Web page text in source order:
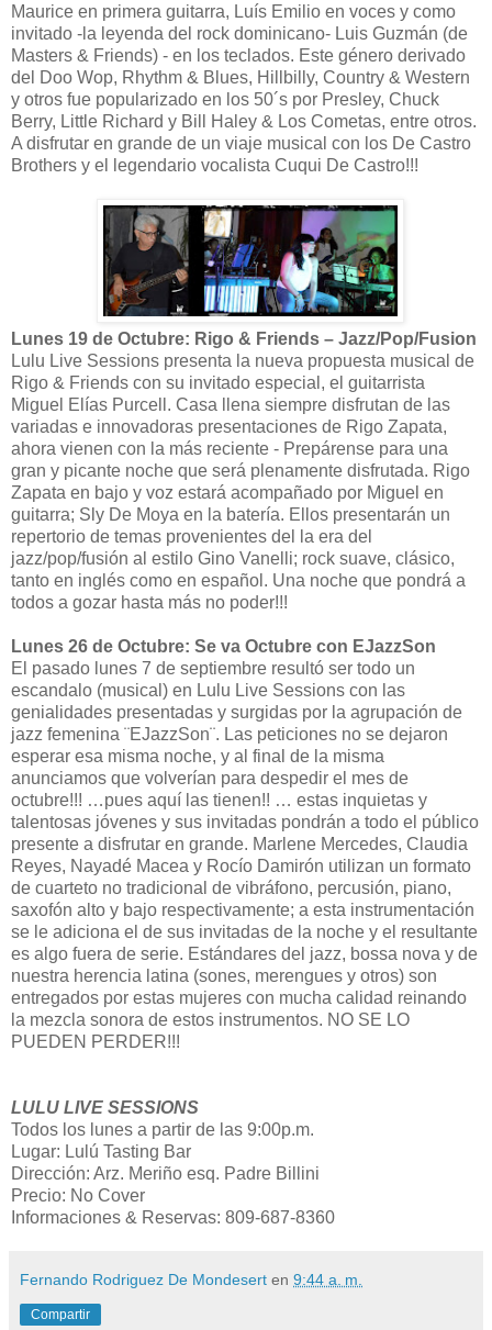
Maurice en primera guitarra, Luís Emilio en voces y como
invitado -la leyenda del rock dominicano- Luis Guzmán (de
Masters & Friends) - en los teclados. Este género derivado
del Doo Wop, Rhythm & Blues, Hillbilly, Country & Western
y otros fue popularizado en los 50´s por Presley, Chuck
Berry, Little Richard y Bill Haley & Los Cometas, entre otros.
A disfrutar en grande de un viaje musical con los De Castro
Brothers y el legendario vocalista Cuqui De Castro!!!
Lunes 19 de Octubre: Rigo & Friends – Jazz/Pop/Fusion
Lulu Live Sessions presenta la nueva propuesta musical de
Rigo & Friends con su invitado especial, el guitarrista
Miguel Elías Purcell. Casa llena siempre disfrutan de las
variadas e innovadoras presentaciones de Rigo Zapata,
ahora vienen con la más reciente - Prepárense para una
gran y picante noche que será plenamente disfrutada. Rigo
Zapata en bajo y voz estará acompañado por Miguel en
guitarra; Sly De Moya en la batería. Ellos presentarán un
repertorio de temas provenientes del la era del
jazz/pop/fusión al estilo Gino Vanelli; rock suave, clásico,
tanto en inglés como en español. Una noche que pondrá a
todos a gozar hasta más no poder!!!
Lunes 26 de Octubre: Se va Octubre con EJazzSon
El pasado lunes 7 de septiembre resultó ser todo un
escandalo (musical) en Lulu Live Sessions con las
genialidades presentadas y surgidas por la agrupación de
jazz femenina ¨EJazzSon¨. Las peticiones no se dejaron
esperar esa misma noche, y al final de la misma
anunciamos que volverían para despedir el mes de
octubre!!! …pues aquí las tienen!! … estas inquietas y
talentosas jóvenes y sus invitadas pondrán a todo el público
presente a disfrutar en grande. Marlene Mercedes, Claudia
Reyes, Nayadé Macea y Rocío Damirón utilizan un formato
de cuarteto no tradicional de vibráfono, percusión, piano,
saxofón alto y bajo respectivamente; a esta instrumentación
se le adiciona el de sus invitadas de la noche y el resultante
es algo fuera de serie. Estándares del jazz, bossa nova y de
nuestra herencia latina (sones, merengues y otros) son
entregados por estas mujeres con mucha calidad reinando
la mezcla sonora de estos instrumentos. NO SE LO
PUEDEN PERDER!!!
LULU LIVE SESSIONS
Todos los lunes a partir de las 9:00p.m.
Lugar: Lulú Tasting Bar
Dirección: Arz. Meriño esq. Padre Billini
Precio: No Cover
Informaciones & Reservas: 809-687-8360
Fernando Rodriguez De Mondesert en 9:44 a. m.
Compartir